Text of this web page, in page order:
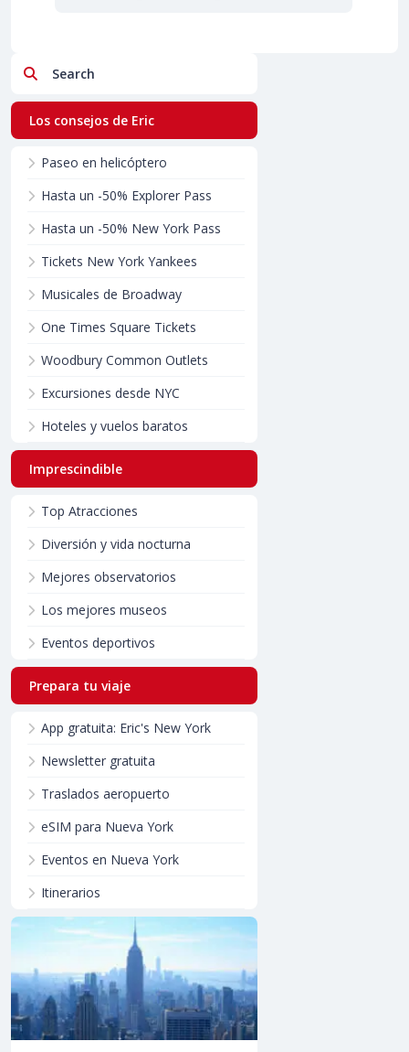
Search
Los consejos de Eric
Paseo en helicóptero
Hasta un -50% Explorer Pass
Hasta un -50% New York Pass
Tickets New York Yankees
Musicales de Broadway
One Times Square Tickets
Woodbury Common Outlets
Excursiones desde NYC
Hoteles y vuelos baratos
Imprescindible
Top Atracciones
Diversión y vida nocturna
Mejores observatorios
Los mejores museos
Eventos deportivos
Prepara tu viaje
App gratuita: Eric's New York
Newsletter gratuita
Traslados aeropuerto
eSIM para Nueva York
Eventos en Nueva York
Itinerarios